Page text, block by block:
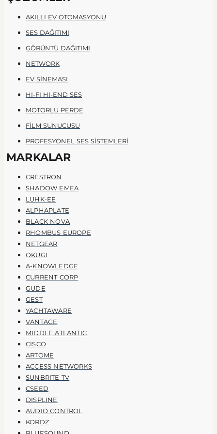
AKILLI EV OTOMASYONU
SES DAĞITIMI
GÖRÜNTÜ DAĞITIMI
NETWORK
EV SİNEMASI
HI-FI HI-END SES
MOTORLU PERDE
FİLM SUNUCUSU
PROFESYONEL SES SİSTEMLERİ
MARKALAR
CRESTRON
SHADOW EMEA
LUHK-EE
ALPHAPLATE
BLACK NOVA
RHOMBUS EUROPE
NETGEAR
OKUGI
A-KNOWLEDGE
CURRENT CORP
GUDE
GEST
YACHTAWARE
VANTAGE
MIDDLE ATLANTIC
CISCO
ARTOME
ACCESS NETWORKS
SUNBRITE TV
CSEED
DISPLINE
AUDIO CONTROL
KORDZ